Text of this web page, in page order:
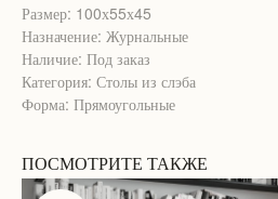
Размер: 100х55х45
Назначение: Журнальные
Наличие: Под заказ
Категория: Столы из слэба
Форма: Прямоугольные
ПОСМОТРИТЕ ТАКЖЕ